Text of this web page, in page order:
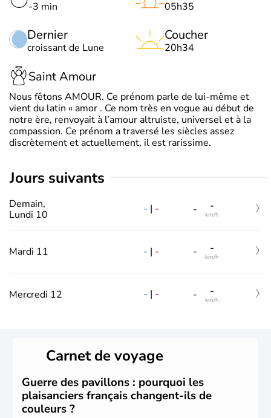
-3 min
Dernier
croissant de Lune
05h35
Coucher
20h34
Saint Amour
Nous fêtons AMOUR. Ce prénom parle de lui-même et
vient du latin « amor . Ce nom très en vogue au début de
notre ère, renvoyait à l’amour altruiste, universel et à la
compassion. Ce prénom a traversé les siècles assez
discrètement et actuellement, il est rarissime.
jours suivants
Demain,
Lundi 10
- | - - -
km/h
Mardi 11 - | - - -
km/h
Mercredi 12 - | - - -
km/h
Carnet de voyage
Guerre des pavillons : pourquoi les
plaisanciers français changent-ils de
couleurs ?